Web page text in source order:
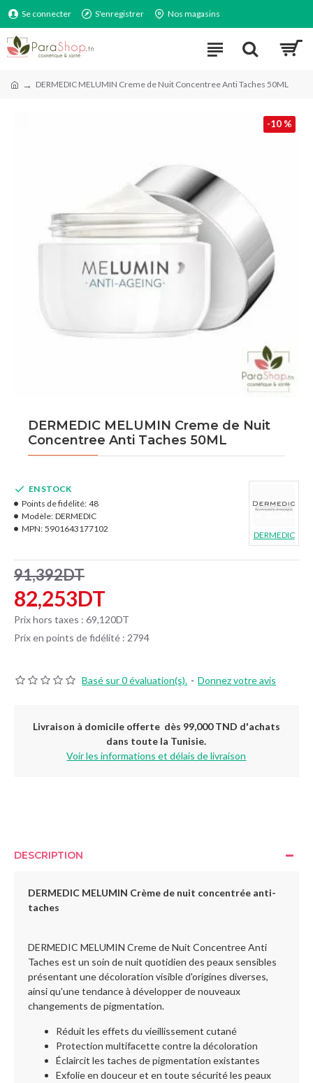
Se connecter S'enregistrer Nos magasins
DERMEDIC MELUMIN Creme de Nuit Concentree Anti Taches 50ML
-10 %
DERMEDIC MELUMIN Creme de Nuit
Concentree Anti Taches 50ML
Basé sur 0 évaluation(s). - Donnez votre avis
82,253DT
91,392DT
Prix hors taxes : 69,120DT
Prix en points de fidélité : 2794
EN STOCK
Points de fidélité: 48
Modèle: DERMEDIC
MPN: 5901643177102
DERMEDIC
Livraison à domicile offerte dès 99,000 TND d'achats
dans toute la Tunisie.
Voir les informations et délais de livraison
DESCRIPTION
DERMEDIC MELUMIN Crème de nuit concentrée anti-
taches
DERMEDIC MELUMIN Creme de Nuit Concentree Anti
Taches est un soin de nuit quotidien des peaux sensibles
présentant une décoloration visible d'origines diverses,
ainsi qu'une tendance à développer de nouveaux
changements de pigmentation.
Réduit les effets du vieillissement cutané
Protection multifacette contre la décoloration
Éclaircit les taches de pigmentation existantes
Exfolie en douceur et en toute sécurité les peaux